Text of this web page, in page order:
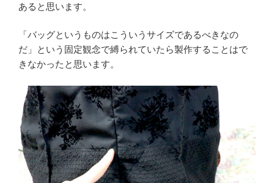
あると思います。
「バッグというものはこういうサイズであるべきなの
だ」という固定観念で縛られていたら製作することはで
きなかったと思います。